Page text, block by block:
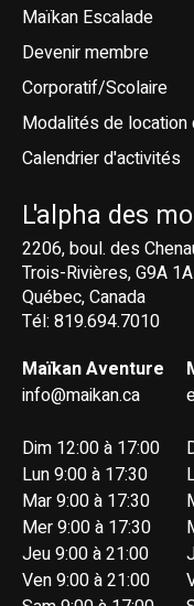
Maïkan Escalade
Devenir membre
Corporatif/Scolaire
Modalités de
Calendrier d'activités
L'alpha des
2206, boul. des
Trois-Rivières, G9A
Québec, Canada
Tél: 819.694.7010
Maïkan Aventure
info@maikan.ca
Dim 12:00 à 17:00
Lun 9:00 à 17:30
Mar 9:00 à 17:30
Mer 9:00 à 17:30
Jeu 9:00 à 21:00
Ven 9:00 à 21:00